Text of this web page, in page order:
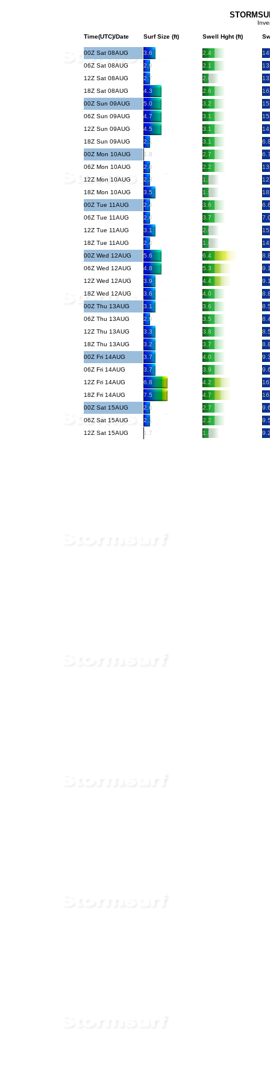
Time(UTC)/Date Surf Size (ft) Swell Hght (ft)
00Z Sat 08AUG 3.6 2.4
06Z Sat 08AUG
2.9 2.1
12Z Sat 08AUG
2.7 2.0
18Z Sat 08AUG
4.3 2.6
00Z Sun 09AUG
5.0 3.2
06Z Sun 09AUG
4.7 3.1
12Z Sun 09AUG
4.5 3.1
18Z Sun 09AUG
2.1 3.1
00Z Mon 10AUG
1.8 2.7
06Z Mon 10AUG
2.8 2.2
12Z Mon 10AUG
2.3 1.8
18Z Mon 10AUG
3.5 1.9
00Z Tue 11AUG
2.4 3.6
06Z Tue 11AUG
2.6 3.7
12Z Tue 11AUG
3.1 2.0
18Z Tue 11AUG
2.4 1.6
00Z Wed 12AUG
5.6 6.4
06Z Wed 12AUG
4.8 5.3
12Z Wed 12AUG
3.9 4.4
18Z Wed 12AUG
3.6 4.0
00Z Thu 13AUG
3.1 3.6
06Z Thu 13AUG
2.9 3.5
12Z Thu 13AUG
3.3 3.8
18Z Thu 13AUG
3.2 3.7
00Z Fri 14AUG
3.7 4.0
06Z Fri 14AUG
3.7 3.9
12Z Fri 14AUG
6.8 4.2
18Z Fri 14AUG
7.5 4.7
00Z Sat 15AUG
2.6 2.7
06Z Sat 15AUG
2.1 2.2
12Z Sat 15AUG
1.7 1.8